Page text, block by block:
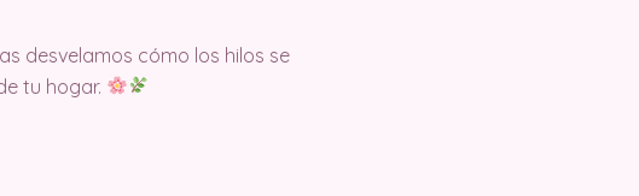
desvelamos cómo los hilos se
tu hogar.